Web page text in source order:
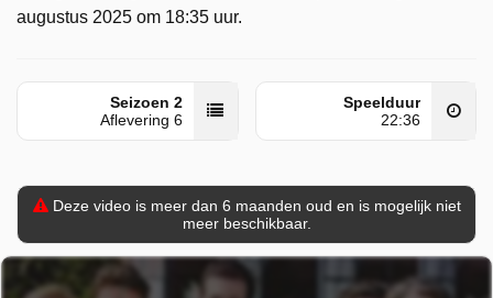
augustus 2025 om 18:35 uur.
Seizoen 2
Aflevering 6
Speelduur
22:36
Deze video is meer dan 6 maanden oud en is mogelijk niet
meer beschikbaar.